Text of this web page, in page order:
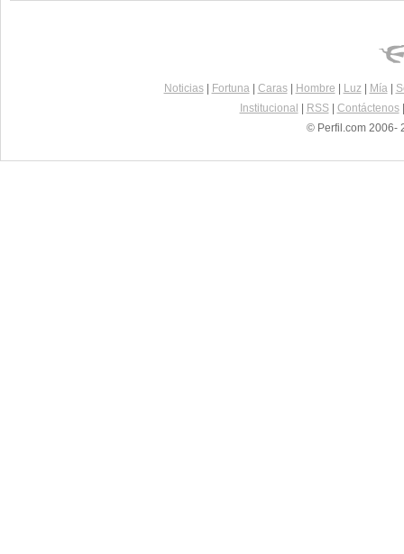
Noticias| Fortuna| Caras| Hombre Luz| Mía|
Institucional
RSS| Contáctenos
© Perfil.com 2006-